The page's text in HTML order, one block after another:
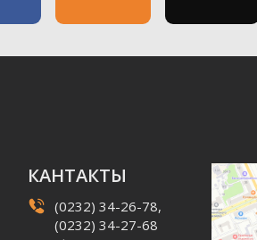
КАНТАКТЫ
(0232) 34-26-78,
(0232) 34-27-68